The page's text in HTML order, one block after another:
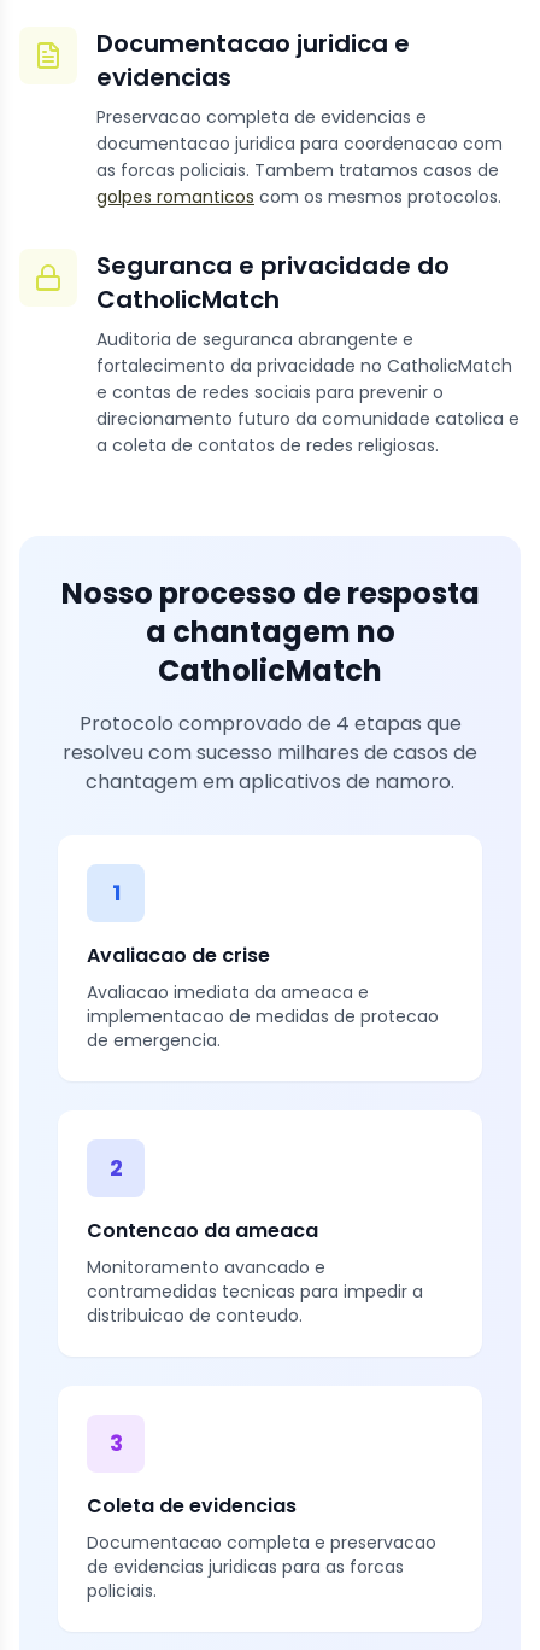
Documentacao juridica e
evidencias
Preservacao completa de evidencias e
documentacao juridica para coordenacao com
as forcas policiais. Tambem tratamos casos de
golpes romanticos com os mesmos protocolos.
Seguranca e privacidade do
CatholicMatch
Auditoria de seguranca abrangente e
fortalecimento da privacidade no CatholicMatch
e contas de redes sociais para prevenir o
direcionamento futuro da comunidade catolica e
a coleta de contatos de redes religiosas.
Nosso processo de resposta
a chantagem no
CatholicMatch
Protocolo comprovado de 4 etapas que
resolveu com sucesso milhares de casos de
chantagem em aplicativos de namoro.
1
Avaliacao de crise
Avaliacao imediata da ameaca e
implementacao de medidas de protecao
de emergencia.
2
Contencao da ameaca
Monitoramento avancado e
contramedidas tecnicas para impedir a
distribuicao de conteudo.
3
Coleta de evidencias
Documentacao completa e preservacao
de evidencias juridicas para as forcas
policiais.